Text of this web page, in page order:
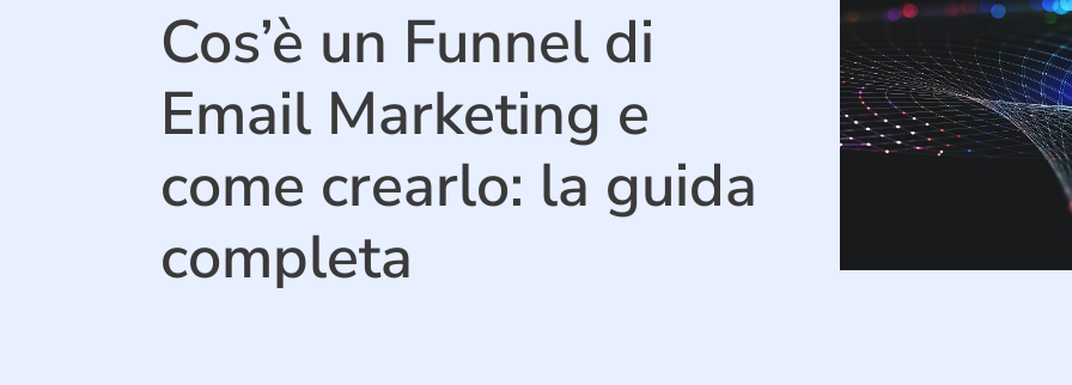
Cos’è un Funnel di
Email Marketing e
come crearlo: la guida
completa